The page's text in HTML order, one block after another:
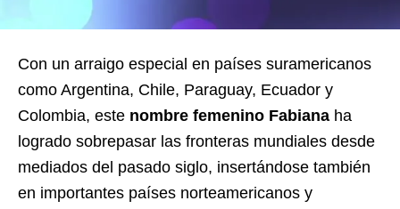
Con un arraigo especial en países suramericanos
como Argentina, Chile, Paraguay, Ecuador y
Colombia, este nombre femenino Fabiana ha
logrado sobrepasar las fronteras mundiales desde
mediados del pasado siglo, insertándose también
en importantes países norteamericanos y